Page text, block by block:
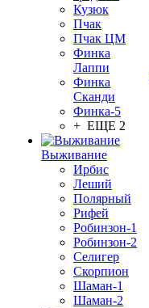
Кузюк
Пчак
Пчак ЦМ
Финка
Лаппи
Финка
Сканди
Финка-5
+ ЕЩЕ 2
Выживание
Ирбис
Леший
Полярный
Рифей
Робинзон-1
Робинзон-2
Селигер
Скорпион
Шаман-1
Шаман-2